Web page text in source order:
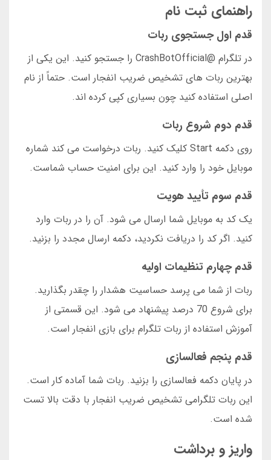
راهنمای ثبت نام
قدم اول جستجوی ربات
در تلگرام @CrashBotOfficial را جستجو کنید. این یکی از
بهترین ربات های تشخیص ضریب انفجار است. حتماً از نام
اصلی استفاده کنید چون بسیاری کپی کرده اند.
قدم دوم شروع ربات
روی دکمه Start کلیک کنید. ربات درخواست می کند شماره
موبایل خود را وارد کنید. این برای امنیت حساب شماست.
قدم سوم تأیید هویت
یک کد به موبایل شما ارسال می شود. آن را در ربات وارد
کنید. اگر کد را دریافت نکردید، دکمه ارسال مجدد را بزنید.
قدم چهارم تنظیمات اولیه
ربات از شما می پرسد حساسیت هشدار را چقدر بگذارید.
برای شروع 70 درصد پیشنهاد می شود. این قسمتی از
آموزش استفاده از ربات تلگرام برای بازی انفجار است.
قدم پنجم فعالسازی
در پایان دکمه فعالسازی را بزنید. ربات شما آماده کار است.
این ربات تلگرامی تشخیص ضریب انفجار با دقت بالا تست
شده است.
واریز و برداشت